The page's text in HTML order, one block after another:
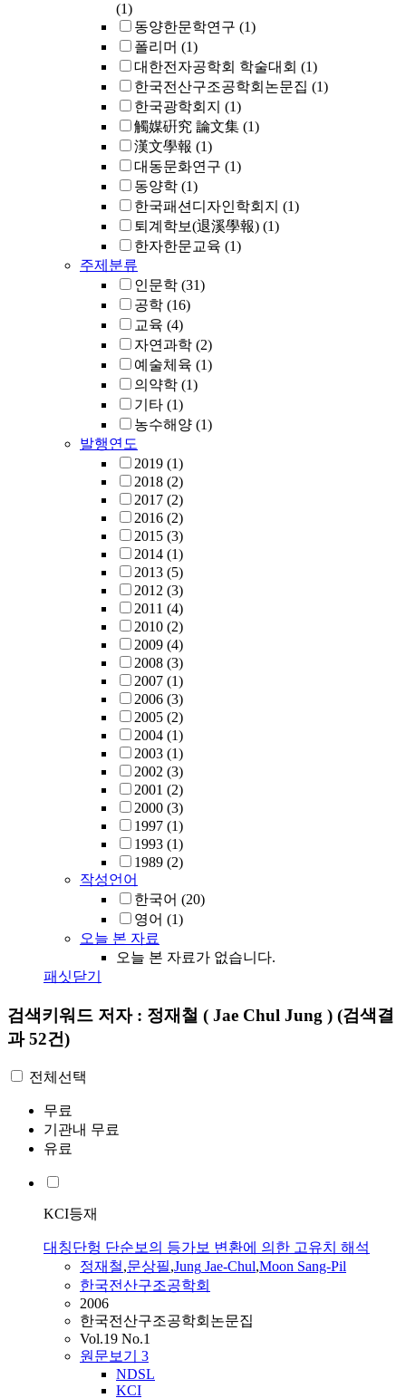
(1)
동양한문학연구 (1)
폴리머 (1)
대한전자공학회 학술대회 (1)
한국전산구조공학회논문집 (1)
한국광학회지 (1)
觸媒硏究 論文集 (1)
漢文學報 (1)
대동문화연구 (1)
동양학 (1)
한국패션디자인학회지 (1)
퇴계학보(退溪學報) (1)
한자한문교육 (1)
주제분류
인문학 (31)
공학 (16)
교육 (4)
자연과학 (2)
예술체육 (1)
의약학 (1)
기타 (1)
농수해양 (1)
발행연도
2019 (1)
2018 (2)
2017 (2)
2016 (2)
2015 (3)
2014 (1)
2013 (5)
2012 (3)
2011 (4)
2010 (2)
2009 (4)
2008 (3)
2007 (1)
2006 (3)
2005 (2)
2004 (1)
2003 (1)
2002 (3)
2001 (2)
2000 (3)
1997 (1)
1993 (1)
1989 (2)
작성언어
한국어 (20)
영어 (1)
오늘 본 자료
오늘 본 자료가 없습니다.
패싯닫기
검색키워드 저자 : 정재철 ( Jae Chul Jung ) (검색결
과 52건)
전체선택
무료
기관내 무료
유료
KCI등재
대칭단헝 단순보의 등가보 변환에 의한 고유치 해석
정재철,문상필,Jung Jae-Chul,Moon Sang-Pil
한국전산구조공학회
2006
한국전산구조공학회논문집
Vol.19 No.1
원문보기 3
NDSL
KCI